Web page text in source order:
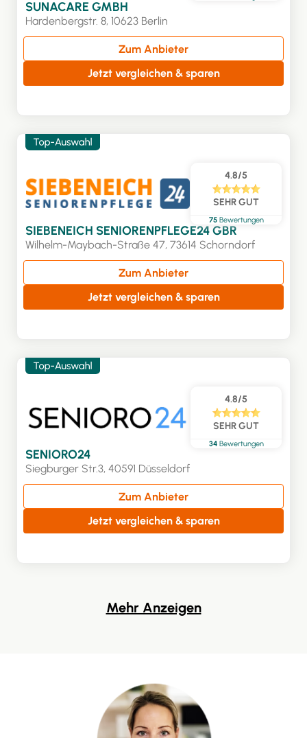
SUNACARE GMBH
Hardenbergstr. 8, 10623 Berlin
Zum Anbieter
Jetzt vergleichen & sparen
4.8/5
SEHR GUT
75 Bewertungen
SIEBENEICH SENIORENPFLEGE24 GBR
Wilhelm-Maybach-Straße 47, 73614 Schorndorf
Zum Anbieter
Jetzt vergleichen & sparen
4.8/5
SEHR GUT
34 Bewertungen
SENIORO24
Siegburger Str.3, 40591 Düsseldorf
Zum Anbieter
Jetzt vergleichen & sparen
Mehr Anzeigen